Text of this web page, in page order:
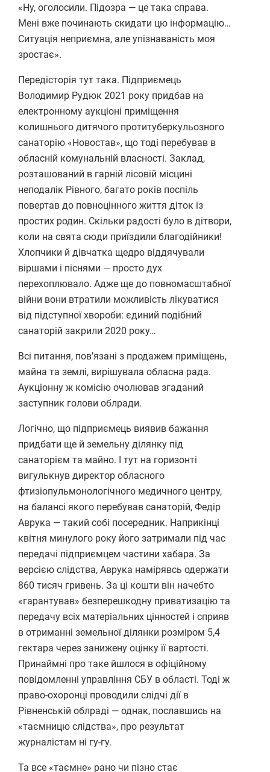
«Ну, оголосили. Підозра — це така справа.
Мені вже починають скидати цю інформацію…
Ситуація неприємна, але упізнаваність моя
зростає».
Передісторія тут така. Підприємець
Володимир Рудюк 2021 року придбав на
електронному аукціоні приміщення
колишнього дитячого протитуберкульозного
санаторію «Новостав», що тоді перебував в
обласній комунальній власності. Заклад,
розташований в гарній лісовій місцині
неподалік Рівного, багато років поспіль
повертав до повноцінного життя діток із
простих родин. Скільки радості було в дітвори,
коли на свята сюди приїздили благодійники!
Хлопчики й дівчатка щедро віддячували
віршами і піснями — просто дух
перехоплювало. Адже ще до повномасштабної
війни вони втратили можливість лікуватися
від підступної хвороби: єдиний подібний
санаторій закрили 2020 року…
Всі питання, пов’язані з продажем приміщень,
майна та землі, вирішувала обласна рада.
Аукціонну ж комісію очолював згаданий
заступник голови облради.
Логічно, що підприємець виявив бажання
придбати ще й земельну ділянку під
санаторієм та майно. І тут на горизонті
вигулькнув директор обласного
фтизіопульмонологічного медичного центру,
на балансі якого перебував санаторій, Федір
Аврука — такий собі посередник. Наприкінці
квітня минулого року його затримали під час
передачі підприємцем частини хабара. За
версією слідства, Аврука намірявсь одержати
860 тисяч гривень. За ці кошти він начебто
«гарантував» безперешкодну приватизацію та
передачу всіх матеріальних цінностей і сприяв
в отриманні земельної ділянки розміром 5,4
гектара через занижену оцінку її вартості.
Принаймні про таке йшлося в офіційному
повідомленні управління СБУ в області. Тоді ж
право-охоронці проводили слідчі дії в
Рівненській облраді — однак, пославшись на
«таємницю слідства», про результат
журналістам ні гу-гу.
Та все «таємне» рано чи пізно стає